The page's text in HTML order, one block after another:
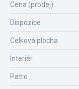
Cena (prodej)
Dispozice
Celková plocha
Interiér
Patro